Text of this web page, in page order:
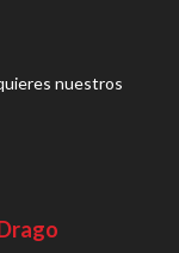
nuestros